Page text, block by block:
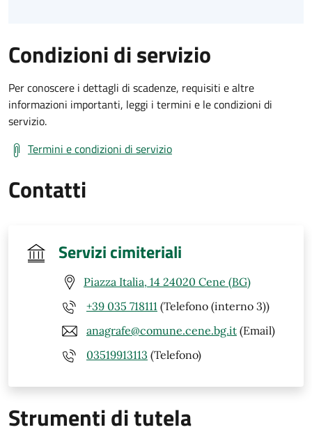
Condizioni di servizio
Per conoscere i dettagli di scadenze, requisiti e altre
informazioni importanti, leggi i termini e le condizioni di
servizio.
Termini e condizioni di servizio
Contatti
Servizi cimiteriali
Piazza Italia, 14 24020 Cene (BG)
+39 035 718111 (Telefono (interno 3))
anagrafe@comune.cene.bg.it (Email)
03519913113 (Telefono)
Strumenti di tutela